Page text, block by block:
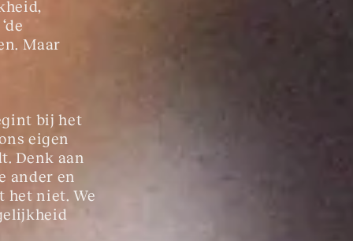
Maar
bij het
eigen
Denk aan
ander en
het niet. We